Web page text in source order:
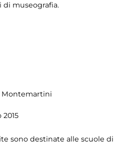
di museografia.
Montemartini
sono destinate alle scuole di